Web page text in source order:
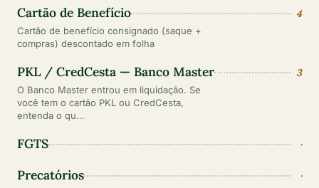
Cartão de Benefício 4
Cartão de benefício consignado (saque +
compras) descontado em folha
PKL / CredCesta — Banco Master 3
O Banco Master entrou em liquidação. Se
você tem o cartão PKL ou CredCesta,
entenda o qu…
FGTS ·
Precatórios ·